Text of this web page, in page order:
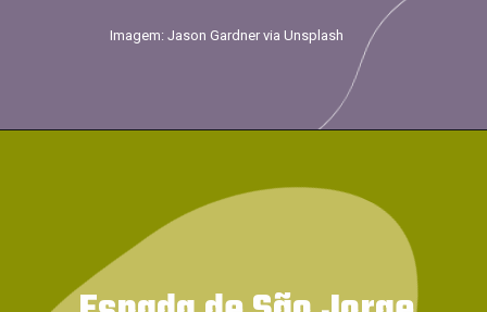
Imagem: Jason Gardner via Unsplash